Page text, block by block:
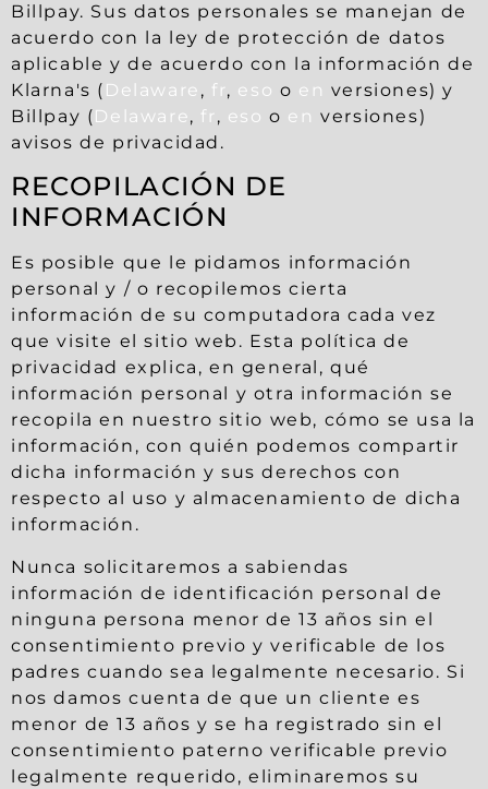
Billpay. Sus datos personales se manejan de
acuerdo con la ley de protección de datos
aplicable y de acuerdo con la información de
Klarna's ( Delaware , fr, eso o en versiones) y
Billpay (Delaware, fr , eso o en versiones)
avisos de privacidad.
RECOPILACIÓN DE
INFORMACIÓN
Es posible que le pidamos información
personal y / o recopilemos cierta
información de su computadora cada vez
que visite el sitio web. Esta política de
privacidad explica, en general, qué
información personal y otra información se
recopila en nuestro sitio web, cómo se usa la
información, con quién podemos compartir
dicha información y sus derechos con
respecto al uso y almacenamiento de dicha
información.
Nunca solicitaremos a sabiendas
información de identificación personal de
ninguna persona menor de 13 años sin el
consentimiento previo y verificable de los
padres cuando sea legalmente necesario. Si
nos damos cuenta de que un cliente es
menor de 13 años y se ha registrado sin el
consentimiento paterno verificable previo
legalmente requerido, eliminaremos su